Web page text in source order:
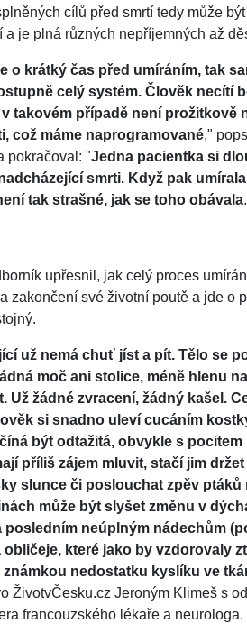
cílů před smrtí tedy může
a je plná různých nepříjemných až
o krátký čas před umíráním, tak
celý systém. Člověk necítí
takovém případě není prožitkově
což máme naprogramované,"
pokračoval: "Jedna pacientka si
smrti. Když pak
tak strašné, jak se toho obávala
upřesnil, jak celý proces
zakončení své životní poutě a jde o
už nemá chuť jíst a pít. Tělo se
moč ani stolice, méně hlenu
Už žádné zvracení, žádný kašel.
si snadno uleví cucáním
být odtažitá, obvykle s
příliš zájem mluvit, stačí jim
slunce či poslouchat zpěv
může být slyšet změnu v
posledním neúplným nádechům
obličeje, které jako by vzdorovaly
nedostatku kyslíku ve
ŽivotvČesku.cz Jeroným Klimeš s
francouzského lékaře a neurologa.